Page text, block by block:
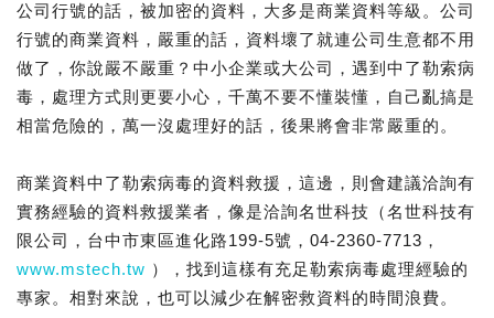
公司行號的話，被加密的資料，大多是商業資料等級。公司
行號的商業資料，嚴重的話，資料壞了就連公司生意都不用
做了，你說嚴不嚴重？中小企業或大公司，遇到中了勒索病
毒，處理方式則更要小心，千萬不要不懂裝懂，自己亂搞是
相當危險的，萬一沒處理好的話，後果將會非常嚴重的。
商業資料中了勒索病毒的資料救援，這邊，則會建議洽詢有
實務經驗的資料救援業者，像是洽詢名世科技（名世科技有
限公司，台中市東區進化路199-5號，04-2360-7713，
www.mstech.tw ），找到這樣有充足勒索病毒處理經驗的
專家。相對來說，也可以減少在解密救資料的時間浪費。